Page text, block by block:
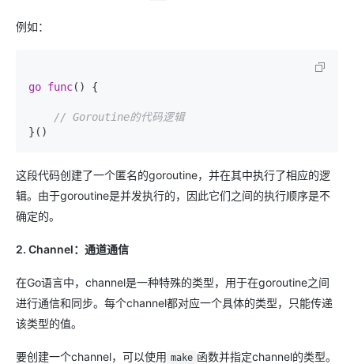
例如：
go func() {
// Goroutine的代码逻辑
这段代码创建了一个匿名的goroutine，并在其中执行了相应的逻
辑。由于goroutine是并发执行的，因此它们之间的执行顺序是不
确定的。
2. Channel：通道通信
在Go语言中，channel是一种特殊的类型，用于在goroutine之间
进行通信和同步。每个channel都对应一个具体的类型，只能传递
该类型的值。
要创建一个channel，可以使用 make 函数并指定channel的类型。